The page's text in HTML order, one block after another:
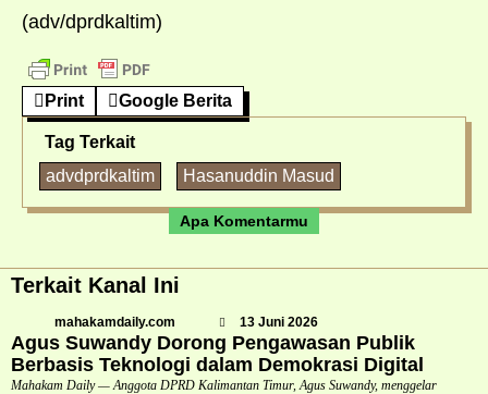
(adv/dprdkaltim)
Print Google Berita
Tag Terkait
advdprdkaltim
Hasanuddin Masud
Apa Komentarmu
Terkait Kanal Ini
mahakamdaily.com 13 Juni 2026
Agus Suwandy Dorong Pengawasan Publik
Berbasis Teknologi dalam Demokrasi Digital
Mahakam Daily — Anggota DPRD Kalimantan Timur, Agus Suwandy, menggelar